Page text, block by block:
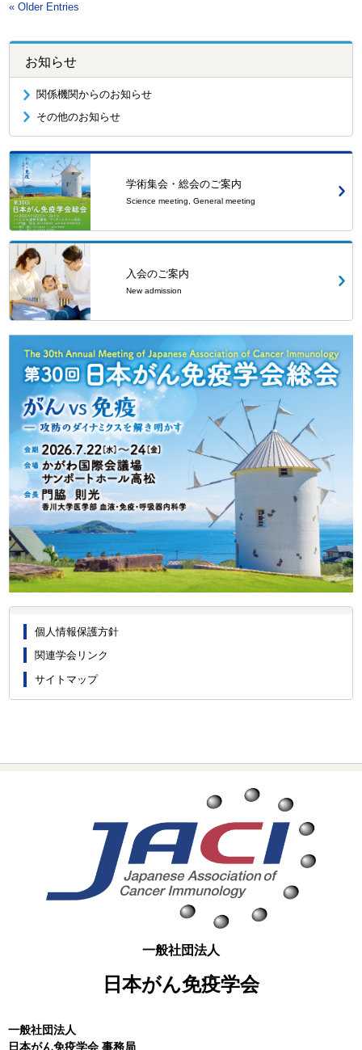
« Older Entries
お知らせ
関係機関からのお知らせ
その他のお知らせ
学術集会・総会のご案内
Science meeting, General meeting
入会のご案内
New admission
個人情報保護方針
関連学会リンク
サイトマップ
一般社団法人
日本がん免疫学会
一般社団法人
日本がん免疫学会 事務局